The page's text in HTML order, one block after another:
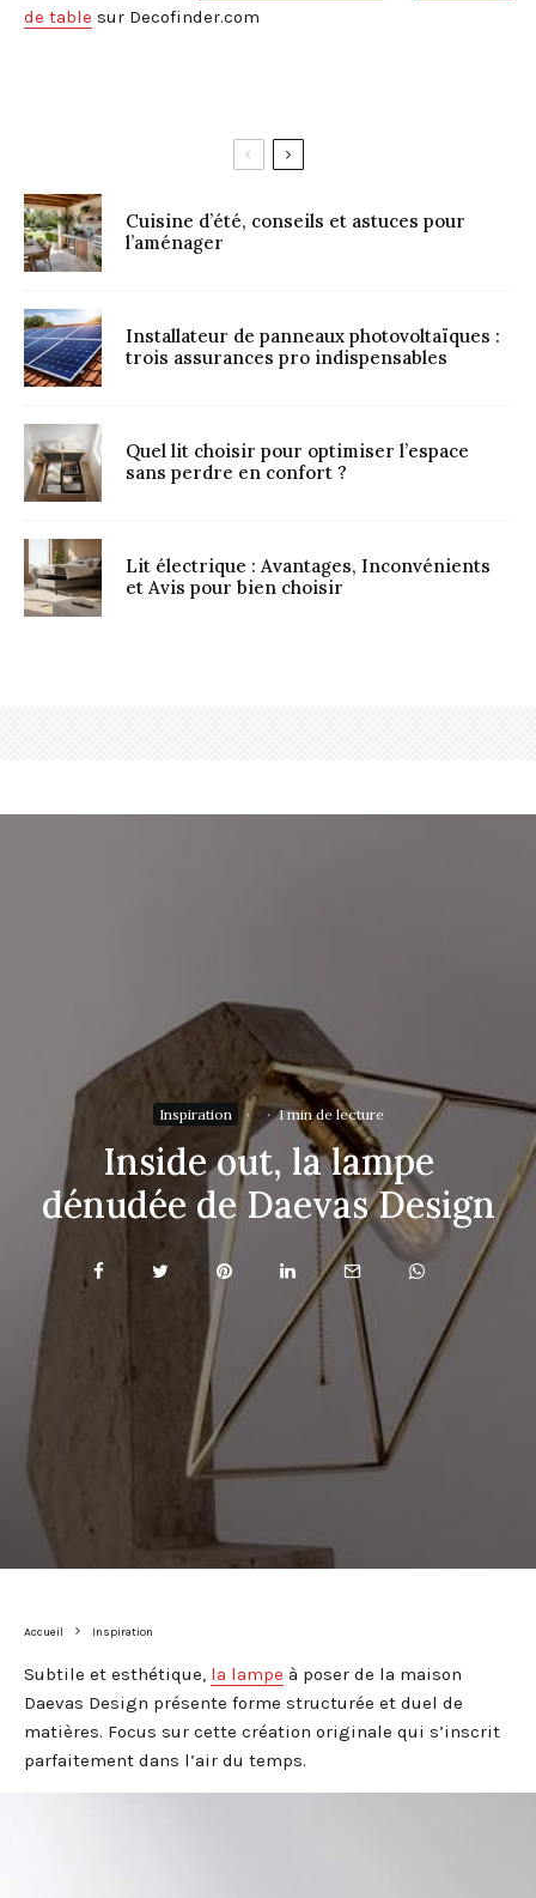
de table sur Decofinder.com
Cuisine d’été, conseils et astuces pour
l’aménager
Installateur de panneaux photovoltaïques :
trois assurances pro indispensables
Quel lit choisir pour optimiser l’espace
sans perdre en confort ?
Lit électrique : Avantages, Inconvénients
et Avis pour bien choisir
Inspiration · · 1 min de lecture
Inside out, la lampe
dénudée de Daevas Design
Accueil Inspiration
Subtile et esthétique, la lampe à poser de la maison
Daevas Design présente forme structurée et duel de
matières. Focus sur cette création originale qui s’inscrit
parfaitement dans l’air du temps.